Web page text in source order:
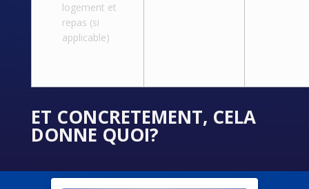
logement et
repas (si
applicable)
ET CONCRETEMENT, CELA
DONNE QUOI?